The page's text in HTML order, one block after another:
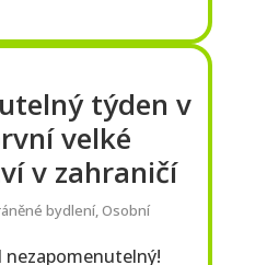
týden v
velké
v zahraničí
bydlení,Osobní
nezapomenutelný!